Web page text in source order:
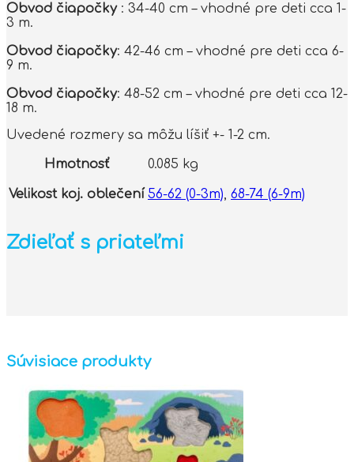
Obvod čiapočky: 34-40 cm – vhodné pre deti cca 1-
3 m.
Obvod čiapočky: 42-46 cm – vhodné pre deti cca 6-
9 m.
Obvod čiapočky: 48-52 cm – vhodné pre deti cca 12-
18 m.
Uvedené rozmery sa môžu líšiť +- 1-2 cm.
Hmotnosť 0.085 kg
Velikost koj. oblečení 56-62 (0-3m), 68-74 (6-9m)
Zdieľať s priateľmi
Súvisiace produkty